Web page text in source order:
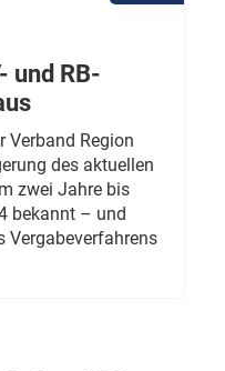
und RB-
Verband Region
des aktuellen
zwei Jahre bis
bekannt – und
Vergabeverfahrens